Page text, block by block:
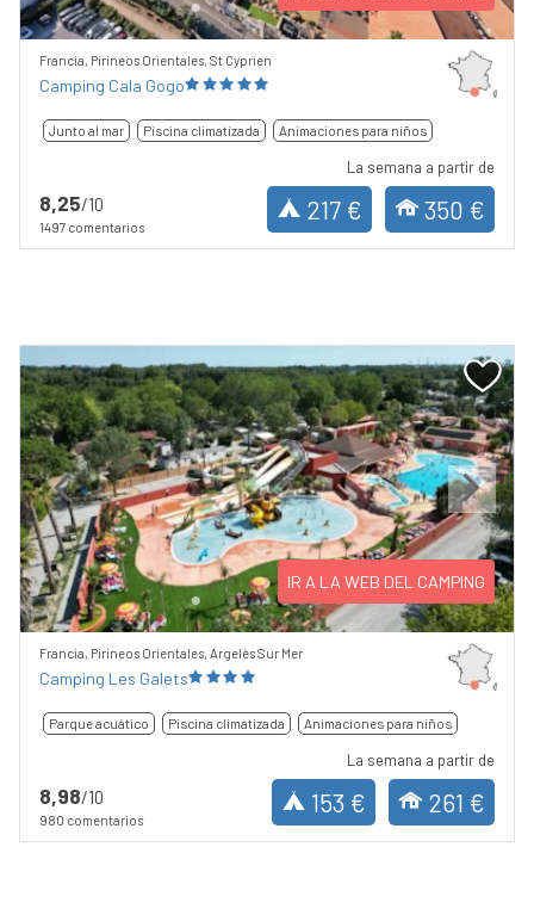
Francia, Pirineos Orientales, St Cyprien
Camping Cala Gogo
Junto al mar Piscina climatizada Animaciones para niños
8,25/10
1497 comentarios
La semana a partir de
217 € 350 €
Previous Next
IR A LA WEB DEL CAMPING
Francia, Pirineos Orientales, Argelès Sur Mer
Camping Les Galets
Parque acuático Piscina climatizada Animaciones para niños
8,98/10
980 comentarios
La semana a partir de
153 € 261 €